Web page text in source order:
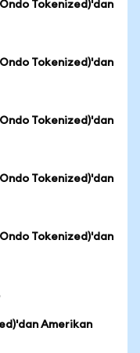
Tokenized)'dan
Tokenized)'dan
Tokenized)'dan
Tokenized)'dan
Tokenized)'dan
Amerikan